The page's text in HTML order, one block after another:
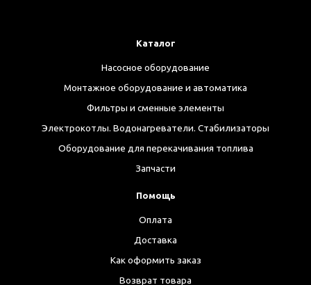
Каталог
Насосное оборудование
Монтажное оборудование и автоматика
Фильтры и сменные элементы
Электрокотлы. Водонагреватели. Стабилизаторы
Оборудование для перекачивания топлива
Запчасти
Помощь
Оплата
Доставка
Как оформить заказ
Возврат товара